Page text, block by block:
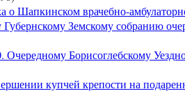
врачебно-
Земскому собранию
Борисоглебскому
купчей крепости на